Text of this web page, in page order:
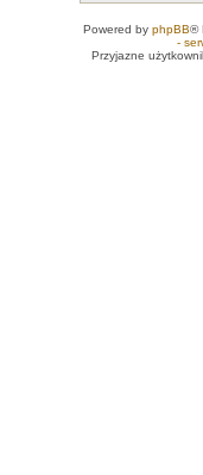
Powered by phpBB®
-
Przyjazne